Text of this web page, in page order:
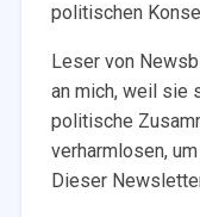
politischen
Leser von
an mich, weil sie
politische
verharmlosen,
Dieser